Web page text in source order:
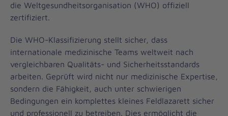
die Weltgesundheitsorganisation (WHO) offiziell
zertifiziert.
Die WHO-Klassifizierung stellt sicher, dass
internationale medizinische Teams weltweit nach
vergleichbaren Qualitäts- und Sicherheitsstandards
arbeiten. Geprüft wird nicht nur medizinische Expertise,
sondern die Fähigkeit, auch unter schwierigen
Bedingungen ein komplettes kleines Feldlazarett sicher
und professionell zu betreiben. Dies ermöglicht die